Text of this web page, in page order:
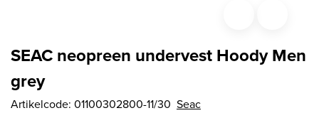
SEAC neopreen undervest Hoody Men
grey
Artikelcode: 01100302800-11/30 Seac